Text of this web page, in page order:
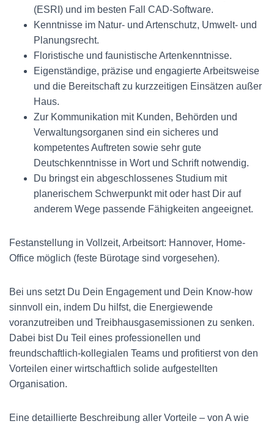
(ESRI) und im besten Fall CAD-Software.
Kenntnisse im Natur- und Artenschutz, Umwelt- und
Planungsrecht.
Floristische und faunistische Artenkenntnisse.
Eigenständige, präzise und engagierte Arbeitsweise
und die Bereitschaft zu kurzzeitigen Einsätzen außer
Haus.
Zur Kommunikation mit Kunden, Behörden und
Verwaltungsorganen sind ein sicheres und
kompetentes Auftreten sowie sehr gute
Deutschkenntnisse in Wort und Schrift notwendig.
Du bringst ein abgeschlossenes Studium mit
planerischem Schwerpunkt mit oder hast Dir auf
anderem Wege passende Fähigkeiten angeeignet.
Festanstellung in Vollzeit, Arbeitsort: Hannover, Home-
Office möglich (feste Bürotage sind vorgesehen).
Bei uns setzt Du Dein Engagement und Dein Know-how
sinnvoll ein, indem Du hilfst, die Energiewende
voranzutreiben und Treibhausgasemissionen zu senken.
Dabei bist Du Teil eines professionellen und
freundschaftlich-kollegialen Teams und profitierst von den
Vorteilen einer wirtschaftlich solide aufgestellten
Organisation.
Eine detaillierte Beschreibung aller Vorteile – von A wie